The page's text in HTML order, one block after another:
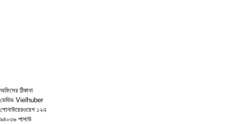
অফিসের ঠিকানা
ডেভিড Vielhuber
শোনাউয়েরওয়েগ ১২এ
৯৪০৩৬ পাসাউ